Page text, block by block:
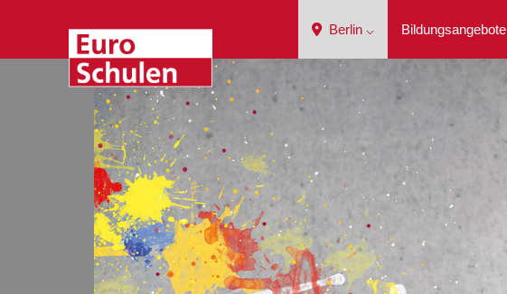
Berlin ⌵ Bildungsangebote